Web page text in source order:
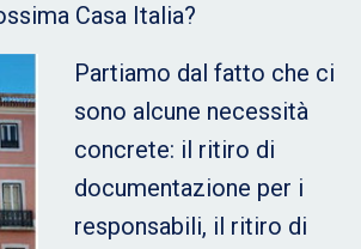
Casa Italia?
Partiamo dal fatto che ci
sono alcune necessità
concrete: il ritiro di
documentazione per i
responsabili, il ritiro di